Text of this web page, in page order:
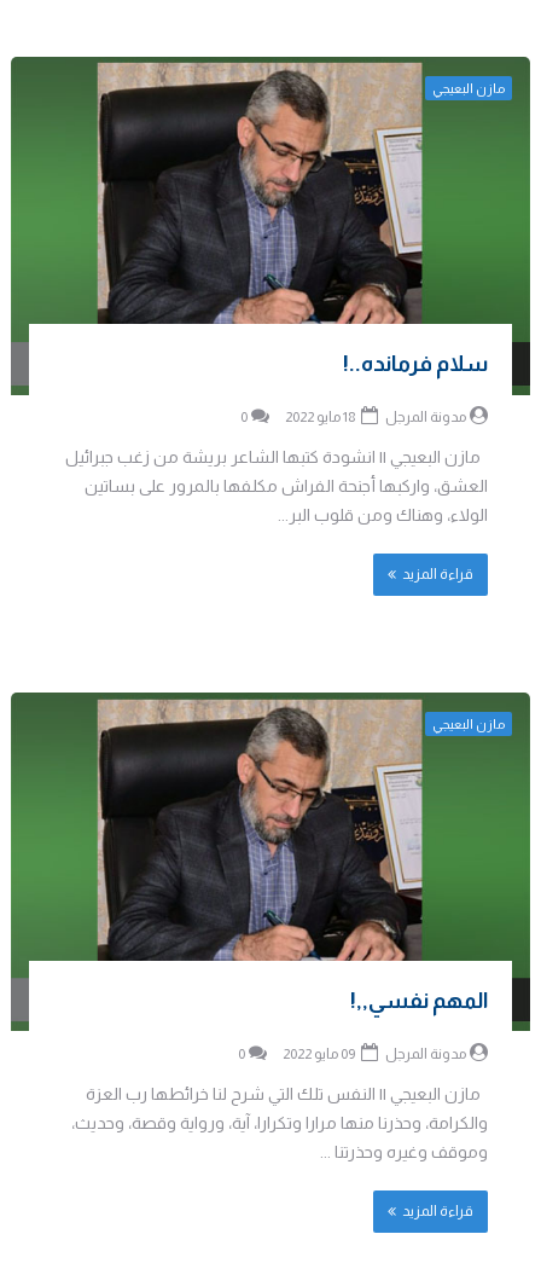
مازن البعيجي
سلام فرمانده..!
مدونة المرجل 0
مازن البعيجي || انشودة كتبها الشاعر بريشة من زغب جبرائيل
العشق، واركبها أجنحة الفراش مكلفها بالمرور على بساتين
الولاء، وهناك ومن قلوب البر...
قراءة المزيد
مازن البعيجي
المهم نفسي,,!
مدونة المرجل 0
مازن البعيجي || النفس تلك التي شرح لنا خرائطها رب العزة
والكرامة، وحذرنا منها مرارا وتكرارا، آية، ورواية وقصة، وحديث،
وموقف وغيره وحذرتنا ...
قراءة المزيد